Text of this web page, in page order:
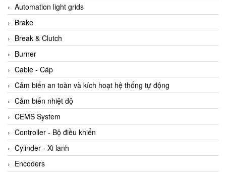
Automation light grids
Brake
Break & Clutch
Burner
Cable - Cáp
Cảm biến an toàn và kích hoạt hệ thống tự động
Cảm biến nhiệt độ
CEMS System
Controller - Bộ điều khiển
Cylinder - Xi lanh
Encoders